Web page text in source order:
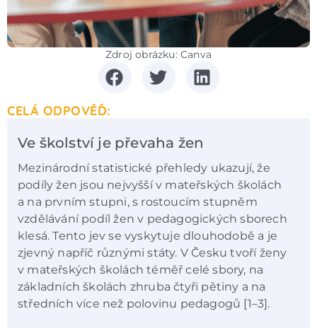
Zdroj obrázku: Canva
CELÁ ODPOVĚĎ:
Ve školství je převaha žen
Mezinárodní statistické přehledy ukazují, že
podíly žen jsou nejvyšší v mateřských školách
a na prvním stupni, s rostoucím stupněm
vzdělávání podíl žen v pedagogických sborech
klesá. Tento jev se vyskytuje dlouhodobě a je
zjevný napříč různými státy. V Česku tvoří ženy
v mateřských školách téměř celé sbory, na
základních školách zhruba čtyři pětiny a na
středních více než polovinu pedagogů [1–3].